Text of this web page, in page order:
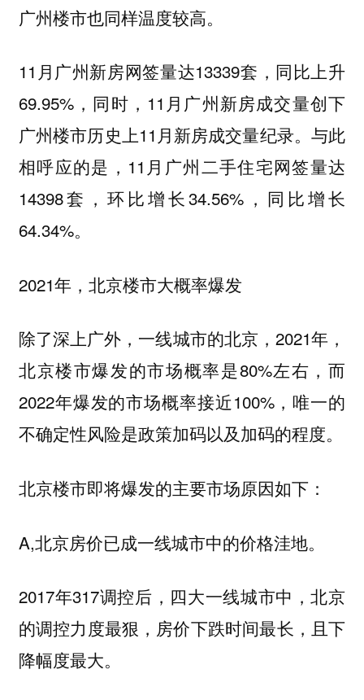
广州楼市也同样温度较高。
11月广州新房网签量达13339套，同比上升
69.95%，同时，11月广州新房成交量创下
广州楼市历史上11月新房成交量纪录。与此
相呼应的是，11月广州二手住宅网签量达
14398套，环比增长34.56%，同比增长
64.34%。
2021年，北京楼市大概率爆发
除了深上广外，一线城市的北京，2021年，
北京楼市爆发的市场概率是80%左右，而
2022年爆发的市场概率接近100%，唯一的
不确定性风险是政策加码以及加码的程度。
北京楼市即将爆发的主要市场原因如下：
A,北京房价已成一线城市中的价格洼地。
2017年317调控后，四大一线城市中，北京
的调控力度最狠，房价下跌时间最长，且下
降幅度最大。